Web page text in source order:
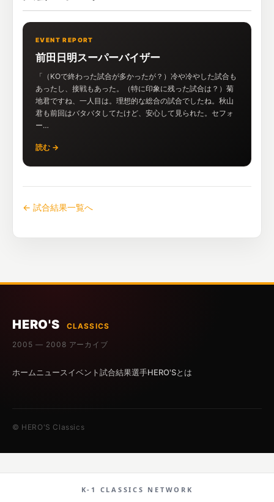
EVENT REPORT
前田日明スーパーバイザー
「（KOで終わった試合が多かったが？）冷や冷やした試合も
あったし、接戦もあった。（特に印象に残った試合は？）菊
地君ですね、一人目は。理想的な総合の試合でしたね。秋山
君も前回はバタバタしてたけど、安心して見られた。セフォ
ー…
読む →
← 試合結果一覧へ
HERO'S
CLASSICS
2005 — 2008 アーカイブ
ホームニュースイベント試合結果選手HERO'Sとは
© HERO'S Classics
K-1 CLASSICS NETWORK